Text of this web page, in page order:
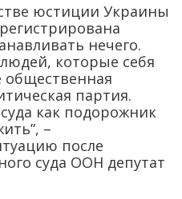
юстиции Украины
нечего.
которые себя
общественная
партия.
как подорожник
–
после
суда ООН депутат